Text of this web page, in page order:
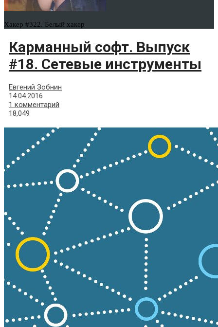
Хакер #322. Белый хакер
Карманный софт. Выпуск
#18. Сетевые инструменты
Евгений Зобнин
14.04.2016
1 комментарий
18,049